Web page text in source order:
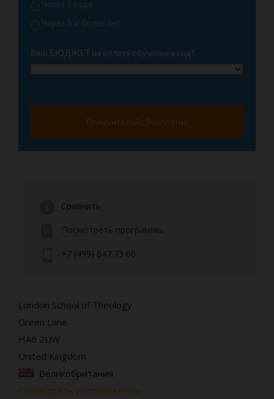
Через 2 года
Через 3 и более лет
Ваш БЮДЖЕТ на оплату обучения в год?*
Получить гайд бесплатно
Сравнить
Посмотреть программы
+7 (499) 647 73 66
London School of Theology
Green Lane
HA6 2UW
United Kingdom
Великобритания
Посмотреть расположение